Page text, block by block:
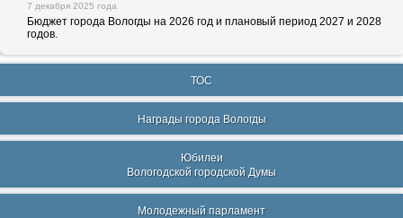
7 декабря 2025 года
Бюджет города Вологды на 2026 год и плановый период 2027 и 2028
годов.
ТОС
Награды города Вологды
Юбилеи
Вологодской городской Думы
Молодежный парламент